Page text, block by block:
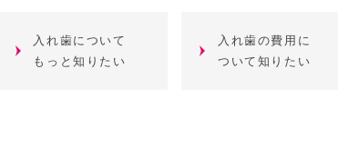
入れ歯について
もっと知りたい
入れ歯の費用に
ついて知りたい